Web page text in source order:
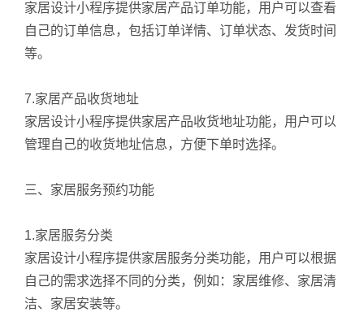
家居设计小程序提供家居产品订单功能，用户可以查看
自己的订单信息，包括订单详情、订单状态、发货时间
等。
7.家居产品收货地址
家居设计小程序提供家居产品收货地址功能，用户可以
管理自己的收货地址信息，方便下单时选择。
三、家居服务预约功能
1.家居服务分类
家居设计小程序提供家居服务分类功能，用户可以根据
自己的需求选择不同的分类，例如：家居维修、家居清
洁、家居安装等。